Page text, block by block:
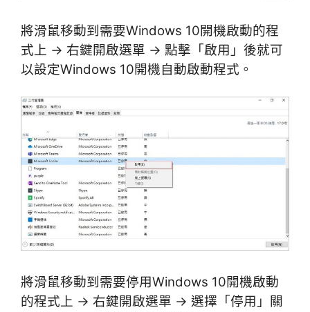
將滑鼠移動到需要Windows 10開機啟動的程
式上 → 右鍵開啟選單 → 點擊「啟用」後就可
以設定Windows 10開機自動啟動程式。
將滑鼠移動到需要停用Windows 10開機啟動
的程式上 → 右鍵開啟選單 → 選擇「停用」關